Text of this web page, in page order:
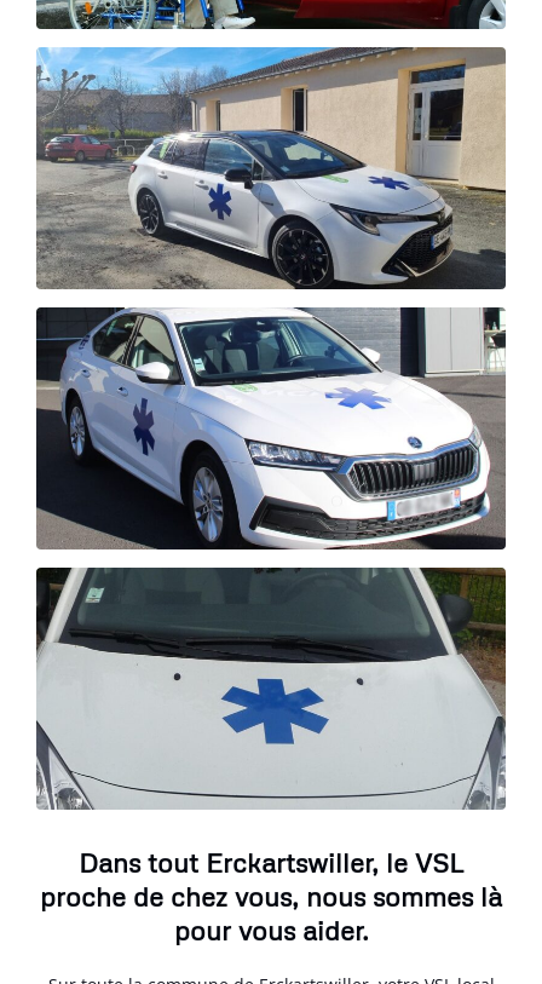
Dans tout Erckartswiller, le VSL
proche de chez vous, nous sommes là
pour vous aider.